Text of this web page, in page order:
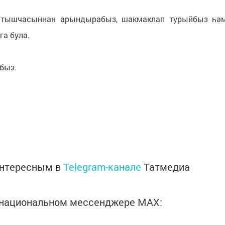
арындырабыз, шакмаклап турыйбыз
була.
вTelegram-канале Татмедиа
мессенджере MАХ: